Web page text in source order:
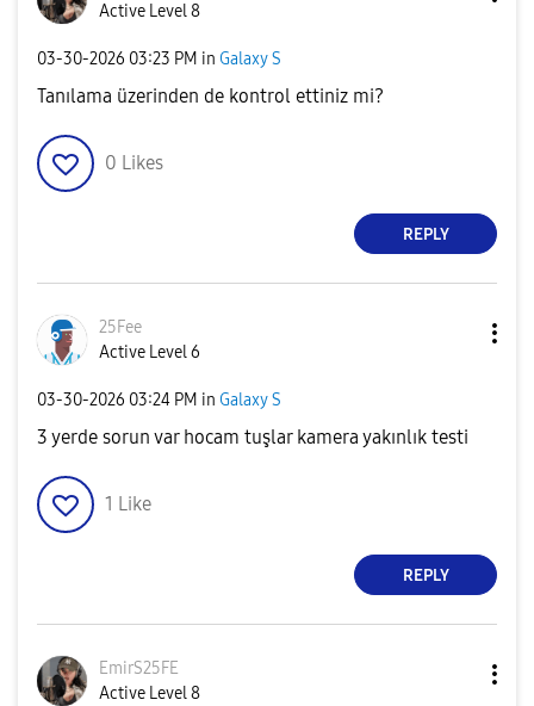
Active Level 8
‎03-30-2026 03:23 PM in Galaxy S
Tanılama üzerinden de kontrol ettiniz mi?
0 Likes
REPLY
25Fee
Active Level 6
‎03-30-2026 03:24 PM in Galaxy S
3 yerde sorun var hocam tuşlar kamera yakınlık testi
1 Like
REPLY
EmirS25FE
Active Level 8